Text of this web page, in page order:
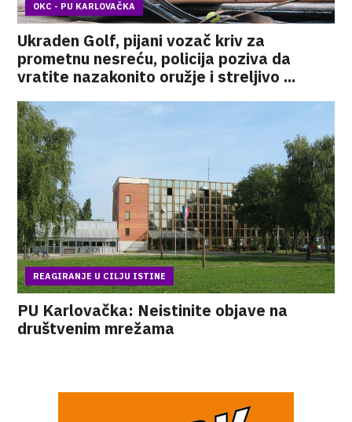
OKC - PU KARLOVAČKA
Ukraden Golf, pijani vozač kriv za
prometnu nesreću, policija poziva da
vratite nazakonito oružje i streljivo ...
REAGIRANJE U CILJU ISTINE
PU Karlovačka: Neistinite objave na
društvenim mrežama